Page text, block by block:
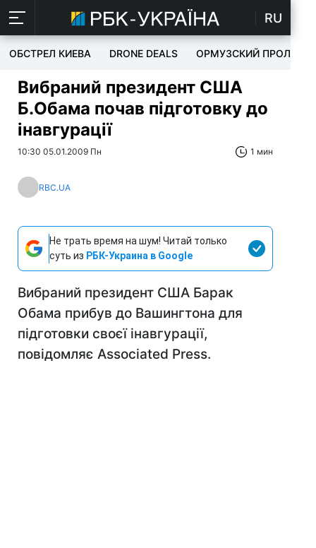
RU
ОБСТРЕЛ КИЕВА DRONE DEALS ОРМУЗСКИЙ ПРОЛИВ
Вибраний президент США
Б.Обама почав підготовку до
інавгурації
10:30 05.01.2009 Пн 1 мин
RBC.UA
Не трать время на шум! Читай только
суть из РБК-Украина в Google
Вибраний президент США Барак
Обама прибув до Вашингтона для
підготовки своєї інавгурації,
повідомляє Associated Press.